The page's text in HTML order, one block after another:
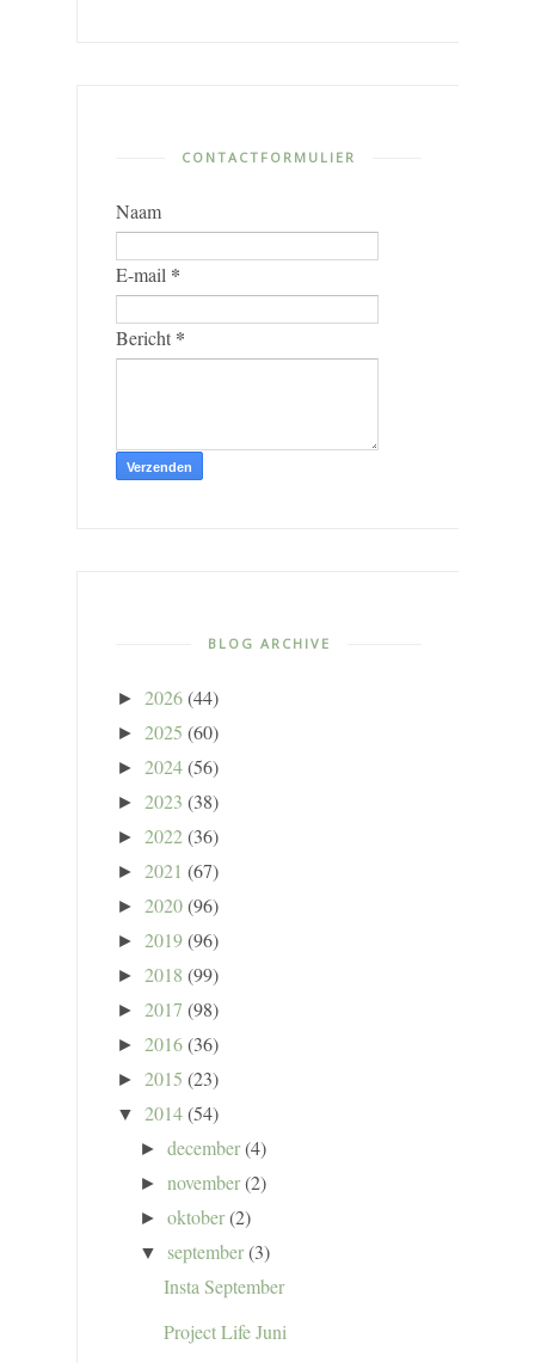
CONTACTFORMULIER
Naam
E-mail *
Bericht *
BLOG ARCHIVE
► 2026(44)
► 2025 (60)
► 2024(56)
► 2023 (38)
► 2022(36)
► 2021 (67)
► 2020(96)
► 2019(96)
► 2018 (99)
► 2017 (98)
► 2016(36)
► 2015 (23)
▼ 2014(54)
►december(4)
►november(2)
►oktober(2)
▼ september(3)
Insta September
Project Life Juni